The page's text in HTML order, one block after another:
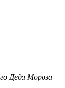
Деда Мороза